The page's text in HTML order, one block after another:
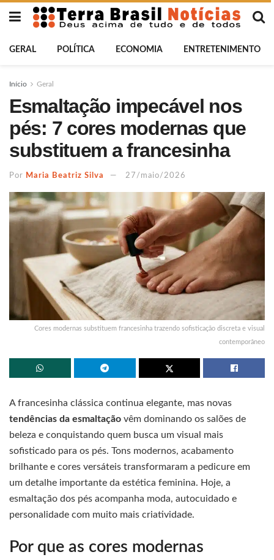
GERAL POLÍTICA ECONOMIA ENTRETENIMENTO
Início Geral
Esmaltação impecável nos
pés: 7 cores modernas que
substituem a francesinha
Por Maria Beatriz Silva 27/maio/2026
Cores modernas substituem francesinha trazendo sofisticação discreta e visual
contemporâneo
A francesinha clássica continua elegante, mas novas
tendências da esmaltação vêm dominando os salões de
beleza e conquistando quem busca um visual mais
sofisticado para os pés. Tons modernos, acabamento
brilhante e cores versáteis transformaram a pedicure em
um detalhe importante da estética feminina. Hoje, a
esmaltação dos pés acompanha moda, autocuidado e
personalidade com muito mais criatividade.
Por que as cores modernas